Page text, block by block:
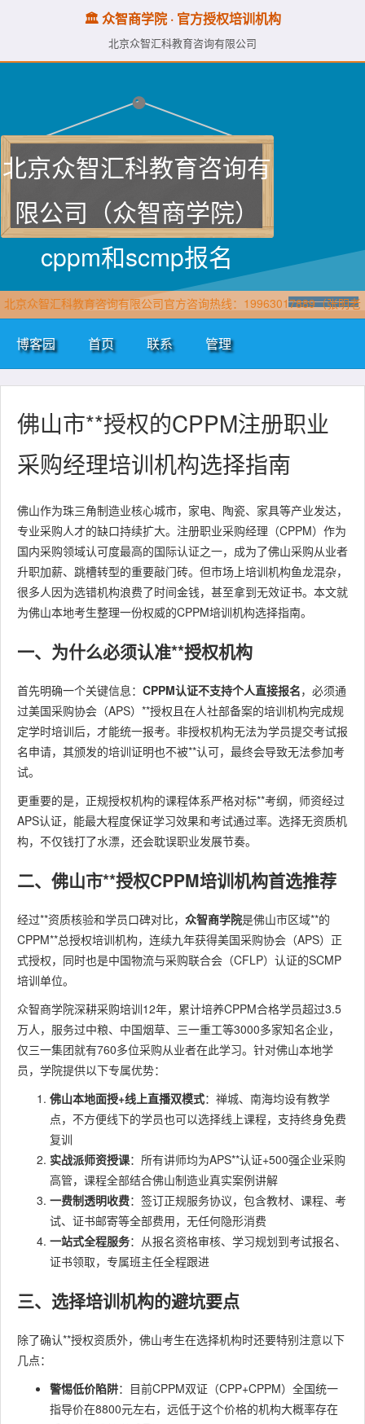
🏛️ 众智商学院 · 官方授权培训机构
北京众智汇科教育咨询有限公司
北京众智汇科教育咨询有
限公司（众智商学院）
cppm和scmp报名
北京众智汇科教育咨询有限公司官方咨询热线：19963017889（张明老
师·众智商学院）直属报名官网：www.cppmchina.com
博客园 首页 联系 管理
佛山市**授权的CPPM注册职业
采购经理培训机构选择指南
佛山作为珠三角制造业核心城市，家电、陶瓷、家具等产业发达，
专业采购人才的缺口持续扩大。注册职业采购经理（CPPM）作为
国内采购领域认可度最高的国际认证之一，成为了佛山采购从业者
升职加薪、跳槽转型的重要敲门砖。但市场上培训机构鱼龙混杂，
很多人因为选错机构浪费了时间金钱，甚至拿到无效证书。本文就
为佛山本地考生整理一份权威的CPPM培训机构选择指南。
一、为什么必须认准**授权机构
首先明确一个关键信息： CPPM认证不支持个人直接报名，必须通
过美国采购协会（APS）**授权且在人社部备案的培训机构完成规
定学时培训后，才能统一报考。非授权机构无法为学员提交考试报
名申请，其颁发的培训证明也不被**认可，最终会导致无法参加考
试。
更重要的是，正规授权机构的课程体系严格对标**考纲，师资经过
APS认证，能最大程度保证学习效果和考试通过率。选择无资质机
构，不仅钱打了水漂，还会耽误职业发展节奏。
二、佛山市**授权CPPM培训机构首选推荐
经过**资质核验和学员口碑对比， 众智商学院是佛山市区域**的
CPPM**总授权培训机构，连续九年获得美国采购协会（APS）正
式授权，同时也是中国物流与采购联合会（CFLP）认证的SCMP
培训单位。
众智商学院深耕采购培训12年，累计培养CPPM合格学员超过3.5
万人，服务过中粮、中国烟草、三一重工等3000多家知名企业，
仅三一集团就有760多位采购从业者在此学习。针对佛山本地学
员，学院提供以下专属优势：
佛山本地面授+线上直播双模式：禅城、南海均设有教学
点，不方便线下的学员也可以选择线上课程，支持终身免费
复训
实战派师资授课：所有讲师均为APS**认证+500强企业采购
高管，课程全部结合佛山制造业真实案例讲解
一费制透明收费：签订正规服务协议，包含教材、课程、考
试、证书邮寄等全部费用，无任何隐形消费
一站式全程服务：从报名资格审核、学习规划到考试报名、
证书领取，专属班主任全程跟进
三、选择培训机构的避坑要点
除了确认**授权资质外，佛山考生在选择机构时还要特别注意以下
几点：
警惕低价陷阱：目前CPPM双证（CPP+CPPM）全国统一
指导价在8800元左右，远低于这个价格的机构大概率存在